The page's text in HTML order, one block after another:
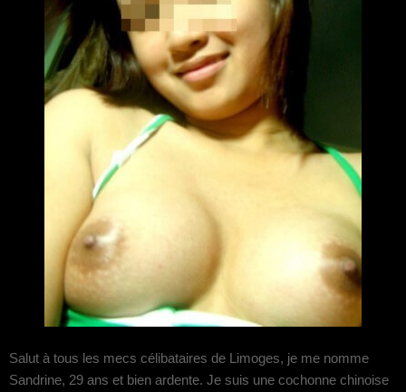
Salut à tous les mecs célibataires de Limoges, je me nomme
Sandrine, 29 ans et bien ardente. Je suis une cochonne chinoise